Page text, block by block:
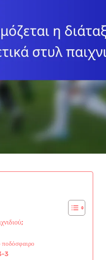
ποδόσφαιρο
3